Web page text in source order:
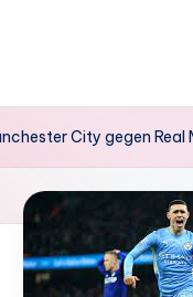
City gegen Real